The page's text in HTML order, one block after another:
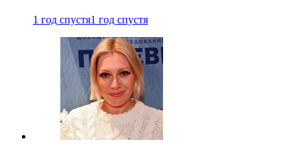
1 год спустя1 год спустя